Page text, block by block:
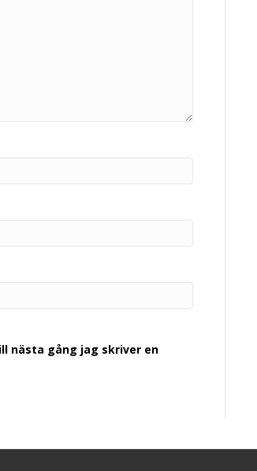
nästa gång jag skriver en